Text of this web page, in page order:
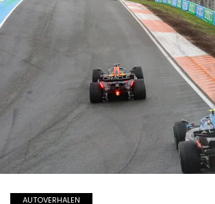
AUTOVERHALEN